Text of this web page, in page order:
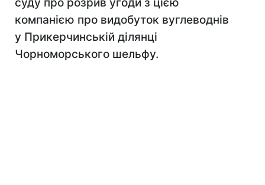
компанією про видобуток вуглеводнів
у Прикерчинській ділянці
Чорноморського шельфу.